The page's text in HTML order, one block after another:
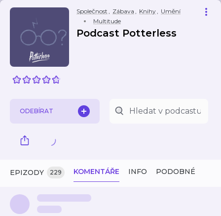
Společnost , Zábava , Knihy, Umění
Multitude
Podcast Potterless
ODEBÍRAT
EPIZODY 229 KOMENTÁŘE INFO PODOBNÉ